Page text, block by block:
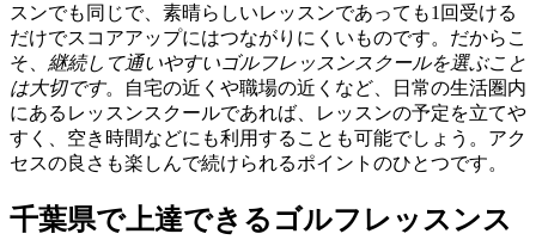
スンでも同じで、素晴らしいレッスンであっても1回受ける
だけでスコアアップにはつながりにくいものです。だからこ
そ、 継続して通いやすいゴルフレッスンスクールを選ぶこと
は大切です。自宅の近くや職場の近くなど、日常の生活圏内
にあるレッスンスクールであれば、レッスンの予定を立てや
すく、空き時間などにも利用することも可能でしょう。アク
セスの良さも楽しんで続けられるポイントのひとつです。
千葉県で上達できるゴルフレッスンス